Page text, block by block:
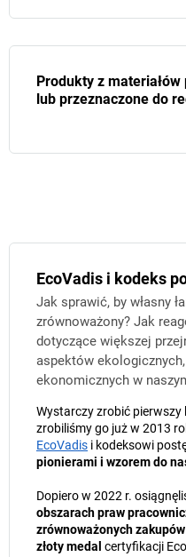
Produkty z
lub przeznaczone do
EcoVadis i kodeks
Jak sprawić, by własny
zrównoważony? Jak
dotyczące większej
aspektów
ekonomicznych w
Wystarczy zrobić
zrobiliśmy go już w 2013
EcoVadis i kodeksowi
pionierami i wzorem do
Dopiero w 2022 r.
obszarach praw
zrównoważonych zakupów
złoty medal certyfikacji